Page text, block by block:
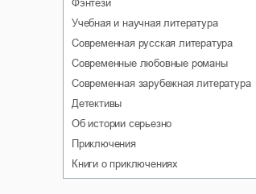
фэнтези
учебная и научная литература
современная русская литература
современные любовные романы
современная зарубежная литература
детективы
об истории серьезно
приключения
книги о приключениях